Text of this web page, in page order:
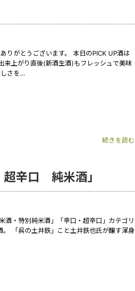
りがとうございます。 本日のPICK UP酒は
上がり直後(新酒生酒)もフレッシュで美味
しさを…
続きを読む
超辛口 純米酒」
・特別純米酒」「辛口・超辛口」カテゴリ
「呉の土井鉄」こと土井鉄也氏が醸す渾身